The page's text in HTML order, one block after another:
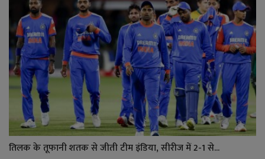
तिलक के तूफानी शतक से जीती टीम इंडिया, सीरीज में 2-1 से...